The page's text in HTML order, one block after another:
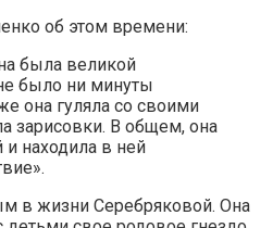
об этом времени:
была великой
было ни минуты
она гуляла со своими
зарисовки. В общем, она
и находила в ней
в жизни Серебряковой. Она